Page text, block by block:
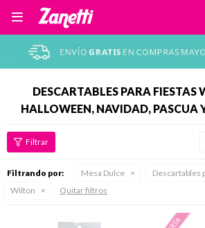

DESCARTABLES PARA FIESTAS
HALLOWEEN, NAVIDAD, PASCUA
Filtrando por: Mesa Dulce
Descartables
Wilton
Quitar filtros